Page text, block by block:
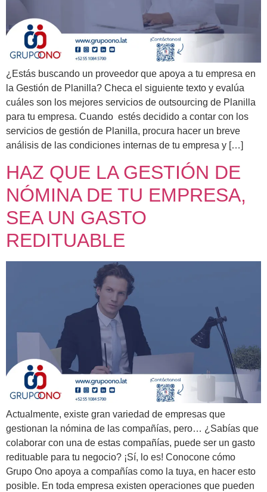
¿Estás buscando un proveedor que apoya a tu empresa en
la Gestión de Planilla? Checa el siguiente texto y evalúa
cuáles son los mejores servicios de outsourcing de Planilla
para tu empresa. Cuando estés decidido a contar con los
servicios de gestión de Planilla, procura hacer un breve
análisis de las condiciones internas de tu empresa y […]
HAZ QUE LA GESTIÓN DE
NÓMINA DE TU EMPRESA,
SEA UN GASTO
REDITUABLE
Actualmente, existe gran variedad de empresas que
gestionan la nómina de las compañías, pero… ¿Sabías que
colaborar con una de estas compañías, puede ser un gasto
redituable para tu negocio? ¡Sí, lo es! Conocone cómo
Grupo Ono apoya a compañías como la tuya, en hacer esto
posible. En toda empresa existen operaciones que pueden